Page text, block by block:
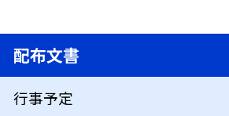
配布文書
行事予定